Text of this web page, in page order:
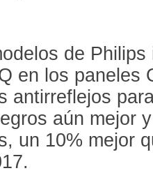
de
en los paneles
antirreflejos
aún mejor
un 10% mejor